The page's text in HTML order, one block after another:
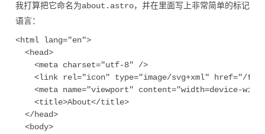
我打算把它命名为about.astro，并在里面写上非常简单的标记
语言：
<html lang="en">
  <head>
    <meta charset="utf-8" />
<link rel="icon" type="image/svg+xml" href="/
<meta name="viewport" content="width=device-
    <title>About</title>
  </head>
  <body>